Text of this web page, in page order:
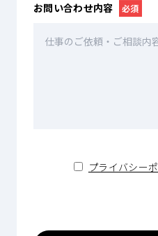
お問い合わせ内容 必須
プライバシー